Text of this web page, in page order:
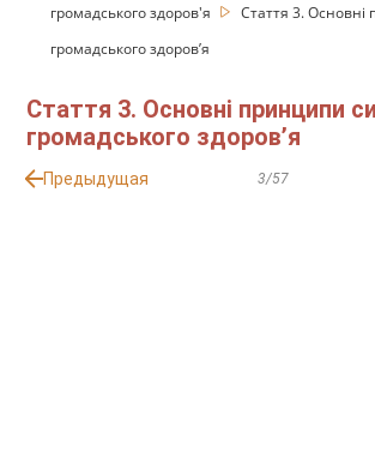
громадського здоров'я
Стаття 3.
громадського здоров’я
Стаття 3. Основні принципи
громадського здоров’я
Предыдущая 3/57